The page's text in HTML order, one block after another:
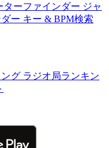
ターファインダー ジャ
ー キー & BPM検索
グ ラジオ局ランキン